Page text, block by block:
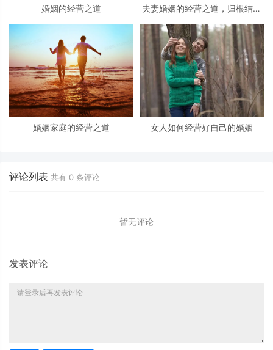
婚姻的经营之道
夫妻婚姻的经营之道，归根结底
婚姻家庭的经营之道 女人如何经营好自己的婚姻
评论列表 共有 0 条评论
暂无评论
发表评论